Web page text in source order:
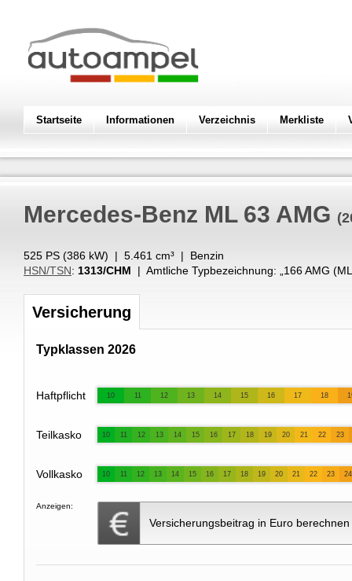
Startseite Informationen Verzeichnis Merkliste
Mercedes-Benz ML 63 AMG
525 PS (386 kW) | 5.461 cm³ | Benzin
HSN/TSN: 1313/CHM | Amtliche Typbezeichnung: „ 166 AMG
Versicherung
Typklassen 2026
Haftpflicht 10 11 12 13 14 15 16 17 18
Teilkasko 10 11 12 13 14 15 16 17 18 19 20 21 22 23
Vollkasko 10 11 12 13 14 15 16 17 18 19 20 21 22 23 24
Anzeigen:
Versicherungsbeitrag in Euro berechnen